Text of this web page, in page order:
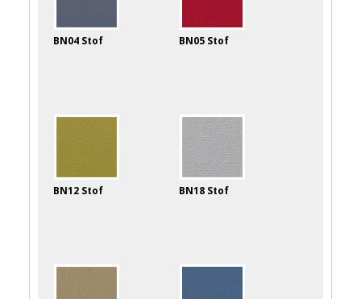
BN04 Stof BN05 Stof
BN12 Stof BN18 Stof